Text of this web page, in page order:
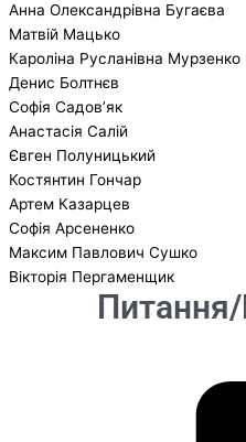
Анна Олександрівна Бугаєва
Матвій Мацько
Кароліна Русланівна Мурзенко
Денис Болтнєв
Софія Садов’як
Анастасія Салій
Євген Полуницький
Костянтин Гончар
Артем Казарцев
Софія Арсененко
Максим Павлович Сушко
Вікторія Пергаменщик
Питання/